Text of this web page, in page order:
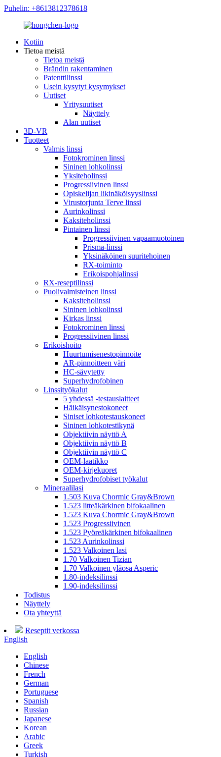
Puhelin: +8613812378618
Kotiin
Tietoa meistä
Tietoa meistä
Brändin rakentaminen
Patenttilinssi
Usein kysytyt kysymykset
Uutiset
Yritysuutiset
Näyttely
Alan uutiset
3D-VR
Tuotteet
Valmis linssi
Fotokrominen linssi
Sininen lohkolinssi
Yksiteholinssi
Progressiivinen linssi
Opiskelijan likinäköisyyslinssi
Virustorjunta Terve linssi
Aurinkolinssi
Kaksiteholinssi
Pintainen linssi
Progressiivinen vapaamuotoinen
Prisma-linssi
Yksinäköinen suuritehoinen
RX-toiminto
Erikoispohjalinssi
RX-reseptilinssi
Puolivalmisteinen linssi
Kaksiteholinssi
Sininen lohkolinssi
Kirkas linssi
Fotokrominen linssi
Progressiivinen linssi
Erikoishoito
Huurtumisenestopinnoite
AR-pinnoitteen väri
HC-sävytetty
Superhydrofobinen
Linssityökalut
5 yhdessä -testauslaitteet
Häikäisynestokoneet
Siniset lohkotestauskoneet
Sininen lohkotestikynä
Objektiivin näyttö A
Objektiivin näyttö B
Objektiivin näyttö C
OEM-laatikko
OEM-kirjekuoret
Superhydrofobiset työkalut
Mineraalilasi
1.503 Kuva Chormic Gray&Brown
1.523 litteäkärkinen bifokaalinen
1.523 Kuva Chormic Gray&Brown
1.523 Progressiivinen
1.523 Pyöreäkärkinen bifokaalinen
1.523 Aurinkolinssi
1.523 Valkoinen lasi
1.70 Valkoinen Tizian
1.70 Valkoinen yläosa Asperic
1.80-indeksilinssi
1.90-indeksilinssi
Todistus
Näyttely
Ota yhteyttä
Reseptit verkossa
English
English
Chinese
French
German
Portuguese
Spanish
Russian
Japanese
Korean
Arabic
Greek
Turkish